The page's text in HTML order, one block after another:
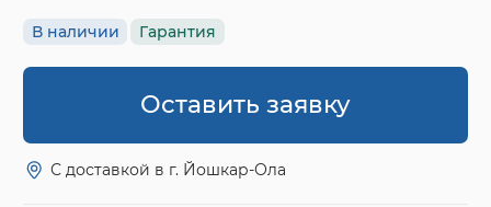
В наличии Гарантия
Оставить заявку
С доставкой в г. Йошкар-Ола